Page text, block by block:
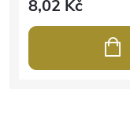
8,02 Kč